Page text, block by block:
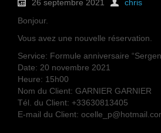
26 septembre 2021
chris
Bonjour.
Vous avez une nouvelle réservation.
Service: Formule anniversaire
Date: 20 novembre 2021
Heure: 15h00
Nom du Client: GARNIER GARNIER
Tél. du Client: +33630813405
E-mail du Client: